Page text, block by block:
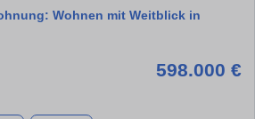
Wohnen mit Weitblick in
598.000 €